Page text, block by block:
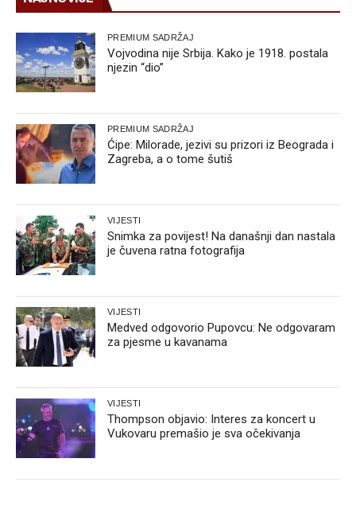
PREMIUM SADRŽAJ
Vojvodina nije Srbija. Kako je 1918. postala
njezin “dio”
PREMIUM SADRŽAJ
Ćipe: Milorade, jezivi su prizori iz Beograda i
Zagreba, a o tome šutiš
VIJESTI
Snimka za povijest! Na današnji dan nastala
je čuvena ratna fotografija
VIJESTI
Medved odgovorio Pupovcu: Ne odgovaram
za pjesme u kavanama
VIJESTI
Thompson objavio: Interes za koncert u
Vukovaru premašio je sva očekivanja